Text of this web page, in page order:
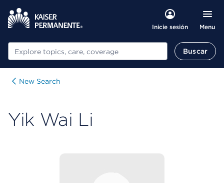
Inicie sesión Menu
Buscar Buscar
New Search
Yik Wai Li